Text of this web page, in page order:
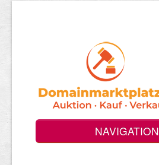
NAVIGATION